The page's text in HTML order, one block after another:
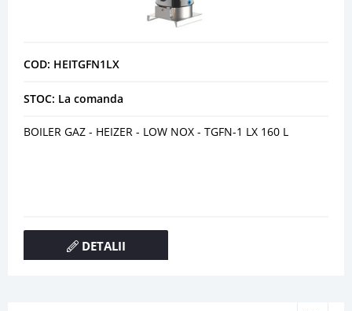
COD: HEITGFN1LX
STOC: La comanda
BOILER GAZ - HEIZER - LOW NOX - TGFN-1 LX 160 L
DETALII